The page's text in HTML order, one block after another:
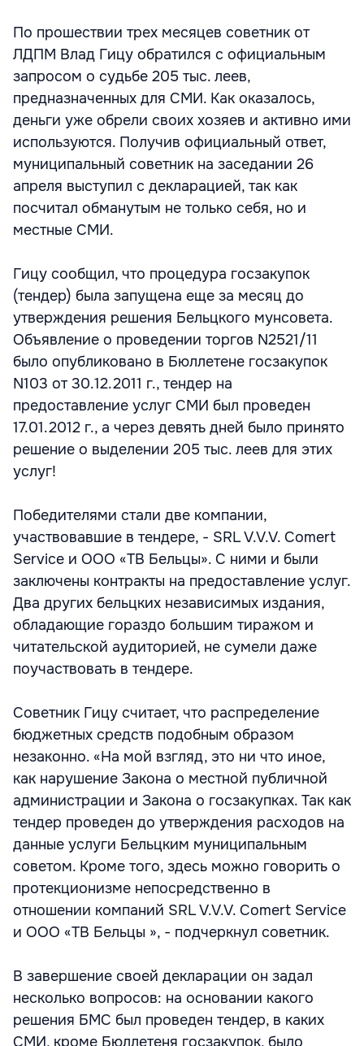
По прошествии трех месяцев советник от
ЛДПМ Влад Гицу обратился с официальным
запросом о судьбе 205 тыс. леев,
предназначенных для СМИ. Как оказалось,
деньги уже обрели своих хозяев и активно ими
используются. Получив официальный ответ,
муниципальный советник на заседании 26
апреля выступил с декларацией, так как
посчитал обманутым не только себя, но и
местные СМИ.
Гицу сообщил, что процедура госзакупок
(тендер) была запущена еще за месяц до
утверждения решения Бельцкого мунсовета.
Объявление о проведении торгов N2521/11
было опубликовано в Бюллетене госзакупок
N103 от 30.12.2011 г., тендер на
предоставление услуг СМИ был проведен
17.01.2012 г., а через девять дней было принято
решение о выделении 205 тыс. леев для этих
услуг!
Победителями стали две компании,
участвовавшие в тендере, - SRL V.V.V. Comert
Service и ООО «ТВ Бельцы». С ними и были
заключены контракты на предоставление услуг.
Два других бельцких независимых издания,
обладающие гораздо большим тиражом и
читательской аудиторией, не сумели даже
поучаствовать в тендере.
Советник Гицу считает, что распределение
бюджетных средств подобным образом
незаконно. «На мой взгляд, это ни что иное,
как нарушение Закона о местной публичной
администрации и Закона о госзакупках. Так как
тендер проведен до утверждения расходов на
данные услуги Бельцким муниципальным
советом. Кроме того, здесь можно говорить о
протекционизме непосредственно в
отношении компаний SRL V.V.V. Comert Service
и ООО «ТВ Бельцы », - подчеркнул советник.
В завершение своей декларации он задал
несколько вопросов: на основании какого
решения БМС был проведен тендер, в каких
СМИ, кроме Бюллетеня госзакупок, было